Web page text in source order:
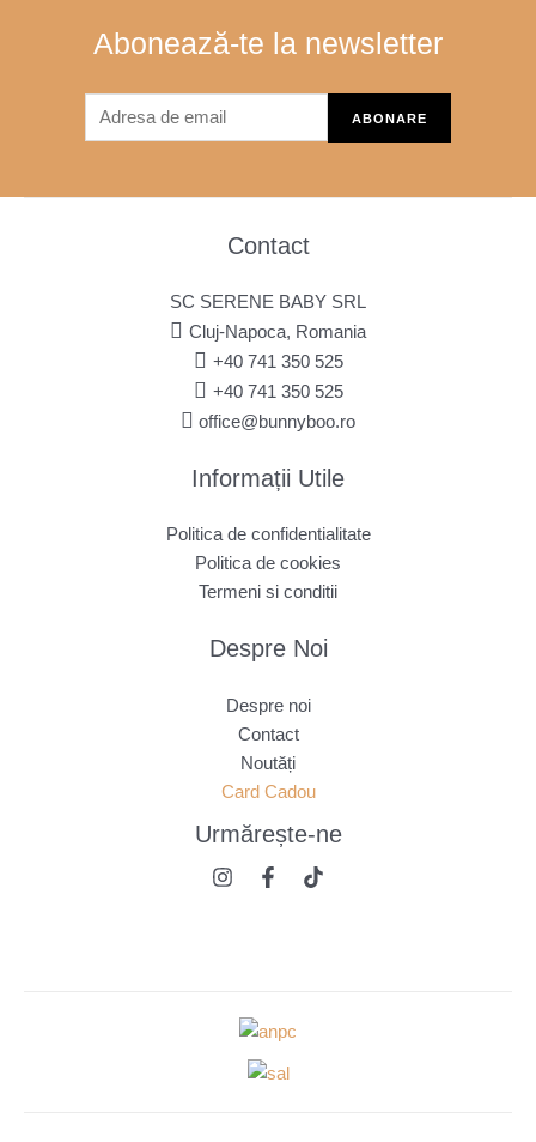
Abonează-te la newsletter
Contact
SC SERENE BABY SRL
Cluj-Napoca, Romania
+40 741 350 525
+40 741 350 525
office@bunnyboo.ro
Informații Utile
Politica de confidentialitate
Politica de cookies
Termeni si conditii
Despre Noi
Despre noi
Contact
Noutăți
Card Cadou
Urmărește-ne